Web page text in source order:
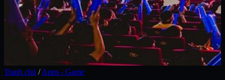
Tranh chủ / Apps - Game